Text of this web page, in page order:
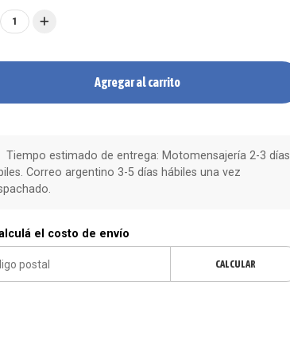
1
Agregar al carrito
Tiempo estimado de entrega: Motomensajería 2-3 días
Correo argentino 3-5 días hábiles una vez
el costo de envío
CALCULAR